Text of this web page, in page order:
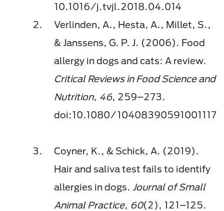
10.1016/j.tvjl.2018.04.014
Verlinden, A., Hesta, A., Millet, S.,
& Janssens, G. P. J. (2006). Food
allergy in dogs and cats: A review.
Critical Reviews in Food Science and
Nutrition, 46, 259–273.
doi:10.1080/10408390591001117
Coyner, K., & Schick, A. (2019).
Hair and saliva test fails to identify
allergies in dogs. Journal of Small
Animal Practice, 60(2), 121–125.